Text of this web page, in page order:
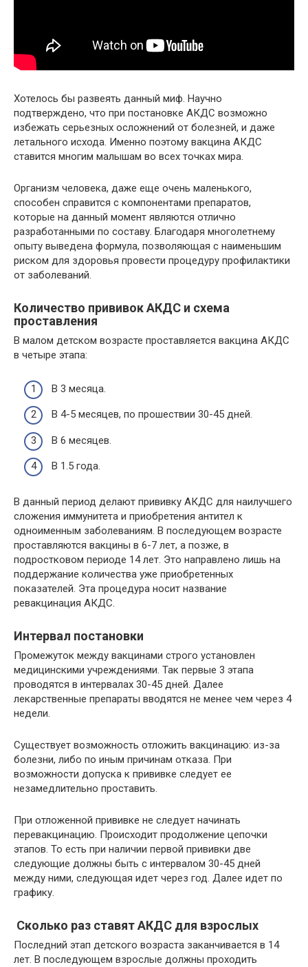
Хотелось бы развеять данный миф. Научно
подтверждено, что при постановке АКДС возможно
избежать серьезных осложнений от болезней, и даже
летального исхода. Именно поэтому вакцина АКДС
ставится многим малышам во всех точках мира.
Организм человека, даже еще очень маленького,
способен справится с компонентами препаратов,
которые на данный момент являются отлично
разработанными по составу. Благодаря многолетнему
опыту выведена формула, позволяющая с наименьшим
риском для здоровья провести процедуру профилактики
от заболеваний.
Количество прививок АКДС и схема
проставления
В малом детском возрасте проставляется вакцина АКДС
в четыре этапа:
В 3 месяца.
В 4-5 месяцев, по прошествии 30-45 дней.
В 6 месяцев.
В 1.5 года.
В данный период делают прививку АКДС для наилучшего
сложения иммунитета и приобретения антител к
одноименным заболеваниям. В последующем возрасте
проставляются вакцины в 6-7 лет, а позже, в
подростковом периоде 14 лет. Это направлено лишь на
поддержание количества уже приобретенных
показателей. Эта процедура носит название
ревакцинация АКДС.
Интервал постановки
Промежуток между вакцинами строго установлен
медицинскими учреждениями. Так первые 3 этапа
проводятся в интервалах 30-45 дней. Далее
лекарственные препараты вводятся не менее чем через 4
недели.
Существует возможность отложить вакцинацию: из-за
болезни, либо по иным причинам отказа. При
возможности допуска к прививке следует ее
незамедлительно проставить.
При отложенной прививке не следует начинать
перевакцинацию. Происходит продолжение цепочки
этапов. То есть при наличии первой прививки две
следующие должны быть с интервалом 30-45 дней
между ними, следующая идет через год. Далее идет по
графику.
Сколько раз ставят АКДС для взрослых
Последний этап детского возраста заканчивается в 14
лет. В последующем взрослые должны проходить